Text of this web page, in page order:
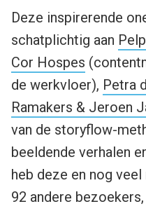
Deze inspirerende
schatplichtig aan
Cor Hospes
de werkvloer), Petra
Ramakers & Jeroen
van de storyflow-
beeldende verhalen
heb deze en nog
92 andere